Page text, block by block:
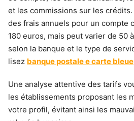
et les commissions sur les crédits.
des frais annuels pour un compte
180 euros, mais peut varier de 50
selon la banque et le type de
lisez banque postale e carte bleue
Une analyse attentive des tarifs
les établissements proposant les
votre profil, évitant ainsi les